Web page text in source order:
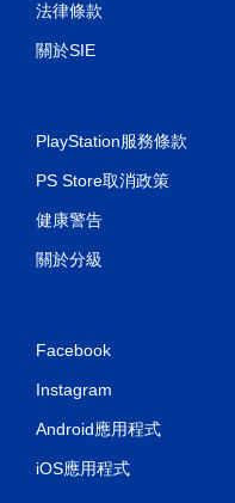
法律條款
關於SIE
PlayStation服務條款
PS Store取消政策
健康警告
關於分級
Facebook
Instagram
Android應用程式
iOS應用程式